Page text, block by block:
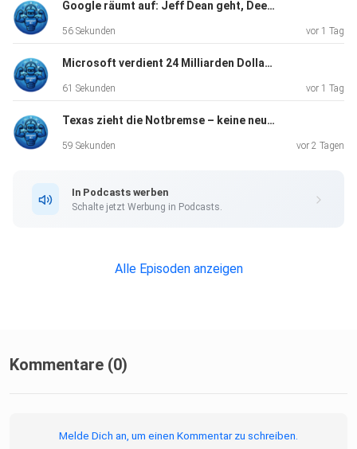
Google räumt auf: Jeff Dean geht, DeepMind übernimmt
56 Sekunden vor 1 Tag
Microsoft verdient 24 Milliarden Dollar – nur mit OpenAI
61 Sekunden vor 1 Tag
Texas zieht die Notbremse – keine neuen KI-Rechenzentren wegen Stromnot
59 Sekunden vor 2 Tagen
In Podcasts werben
Schalte jetzt Werbung in Podcasts.
Alle Episoden anzeigen
Kommentare (0)
Melde Dich an, um einen Kommentar zu schreiben.